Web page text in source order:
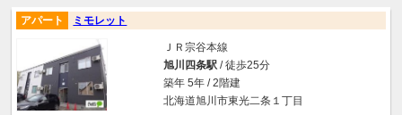
アパート ミモレット
ＪＲ宗谷本線
旭川四条駅/ 徒歩25分
築年 5年 / 2階建
北海道旭川市東光二条１丁目